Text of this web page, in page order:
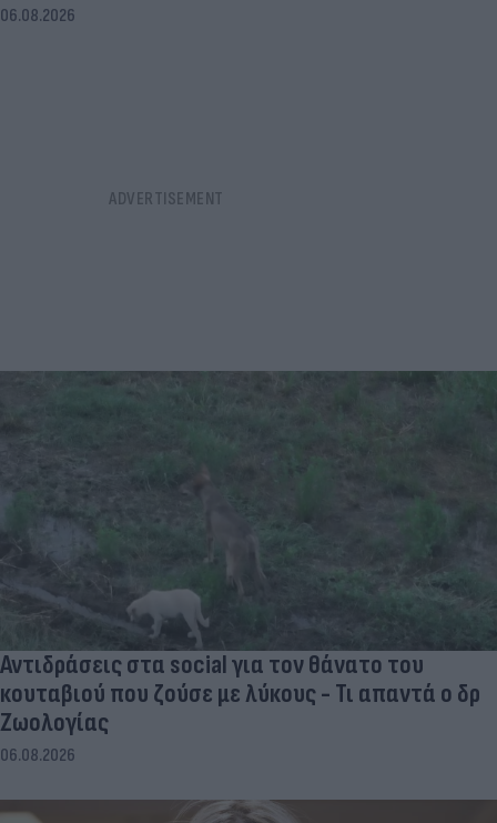
06.08.2026
Αντιδράσεις στα social για τον θάνατο του
κουταβιού που ζούσε με λύκους - Τι απαντά ο δρ
Ζωολογίας
06.08.2026